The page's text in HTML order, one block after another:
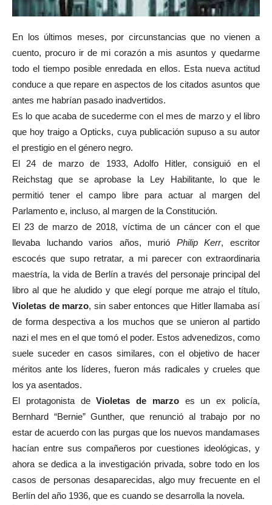
En los últimos meses, por circunstancias que no vienen a
cuento, procuro ir de mi corazón a mis asuntos y quedarme
todo el tiempo posible enredada en ellos. Esta nueva actitud
conduce a que repare en aspectos de los citados asuntos que
antes me habrían pasado inadvertidos.
Es lo que acaba de sucederme con el mes de marzo y el libro
que hoy traigo a Opticks, cuya publicación supuso a su autor
el prestigio en el género negro.
El 24 de marzo de 1933, Adolfo Hitler, consiguió en el
Reichstag que se aprobase la Ley Habilitante, lo que le
permitió tener el campo libre para actuar al margen del
Parlamento e, incluso, al margen de la Constitución.
El 23 de marzo de 2018, víctima de un cáncer con el que
llevaba luchando varios años, murió Philip Kerr, escritor
escocés que supo retratar, a mi parecer con extraordinaria
maestría, la vida de Berlín a través del personaje principal del
libro al que he aludido y que elegí porque me atrajo el título,
Violetas de marzo, sin saber entonces que Hitler llamaba así
de forma despectiva a los muchos que se unieron al partido
nazi el mes en el que tomó el poder. Estos advenedizos, como
suele suceder en casos similares, con el objetivo de hacer
méritos ante los líderes, fueron más radicales y crueles que
los ya asentados.
El protagonista deVioletas de marzoes un ex policía,
Bernhard “Bernie” Gunther, que renunció al trabajo por no
estar de acuerdo con las purgas que los nuevos mandamases
hacían entre sus compañeros por cuestiones ideológicas, y
ahora se dedica a la investigación privada, sobre todo en los
casos de personas desaparecidas, algo muy frecuente en el
Berlín del año 1936, que es cuando se desarrolla la novela.